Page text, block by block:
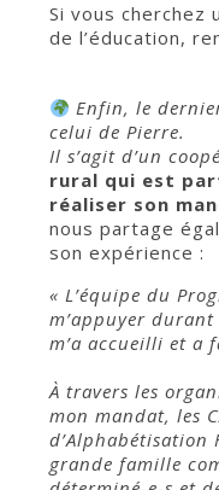
Si vous cherchez
de l’éducation,
Enfin, le
celui de Pierre.
Il s’agit d’un
rural qui est
réaliser son
nous partage
son expérience :
« L’équipe du
m’appuyer
m’a accueilli et a
À travers les
mon mandat, les
d’Alphabétisation
grande famille